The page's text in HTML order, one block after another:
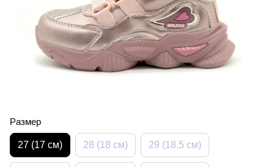
Размер
27 (17 см) 28 (18 см) 29 (18,5 см)